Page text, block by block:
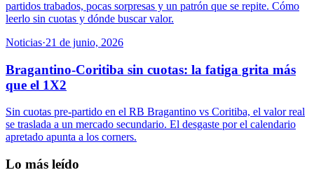
partidos trabados, pocas sorpresas y un patrón que se repite. Cómo
leerlo sin cuotas y dónde buscar valor.
Noticias·21 de junio, 2026
Bragantino-Coritiba sin cuotas: la fatiga grita más
que el 1X2
Sin cuotas pre-partido en el RB Bragantino vs Coritiba, el valor real
se traslada a un mercado secundario. El desgaste por el calendario
apretado apunta a los corners.
Lo más leído